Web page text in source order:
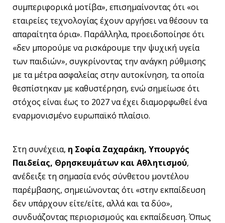
συμπεριφορικά μοτίβα», επισημαίνοντας ότι «οι
εταιρείες τεχνολογίας έχουν αργήσει να θέσουν τα
απαραίτητα όρια». Παράλληλα, προειδοποίησε ότι
«δεν μπορούμε να ρισκάρουμε την ψυχική υγεία
των παιδιών», συγκρίνοντας την ανάγκη ρύθμισης
με τα μέτρα ασφαλείας στην αυτοκίνηση, τα οποία
θεσπίστηκαν με καθυστέρηση, ενώ σημείωσε ότι
στόχος είναι έως το 2027 να έχει διαμορφωθεί ένα
εναρμονισμένο ευρωπαϊκό πλαίσιο.
Στη συνέχεια, η Σοφία Ζαχαράκη, Υπουργός
Παιδείας, Θρησκευμάτων και Αθλητισμού,
ανέδειξε τη σημασία ενός σύνθετου μοντέλου
παρέμβασης, σημειώνοντας ότι «στην εκπαίδευση
δεν υπάρχουν είτε/είτε, αλλά και τα δύο»,
συνδυάζοντας περιορισμούς και εκπαίδευση. Όπως